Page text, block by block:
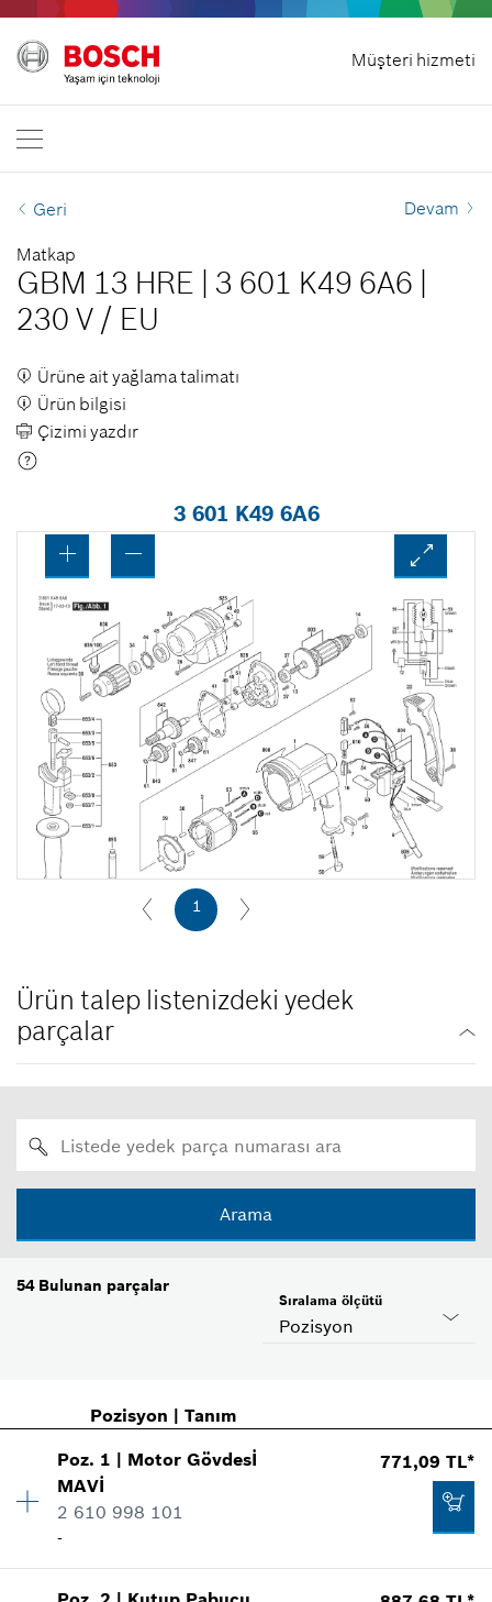
Müşteri hizmeti
Ana sayfa
Bosch Professional
EN | English
Geri Devam
Matkap
GBM 13 HRE 3 601 K49 6A6
230 V / EU
Ürüne ait yağlama talimatı
Ürün bilgisi
Çizimi yazdır
3 601 K49 6A6
1
Ürün talep listenizdeki yedek
parçalar
Arama
54 Bulunan parçalar
Pozisyon
Sıralama ölçütü
Pozisyon | Tanım
Poz. 1 | Motor Gövdesİ
MAVİ
2 610 998 101
-
771,09 TL*